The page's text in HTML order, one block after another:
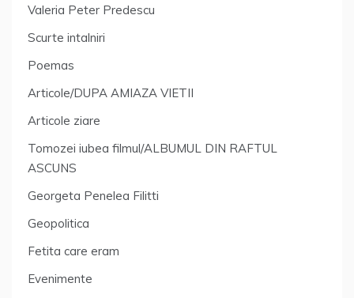
Valeria Peter Predescu
Scurte intalniri
Poemas
Articole/DUPA AMIAZA VIETII
Articole ziare
Tomozei iubea filmul/ALBUMUL DIN RAFTUL
ASCUNS
Georgeta Penelea Filitti
Geopolitica
Fetita care eram
Evenimente